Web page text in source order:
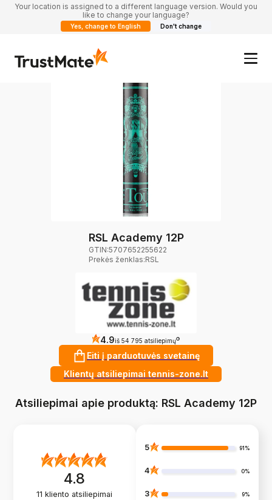
Your location is assigned to a different language version. Would you
like to change your language?
Yes, change to English Don't change
RSL Academy 12P
GTIN:5707652255622
Prekės ženklas:RSL
4.9iš 54 795 atsiliepimų ?
Eiti į parduotuvės svetainę
Klientų atsiliepimai tennis-zone.lt
Atsiliepimai apie produktą: RSL Academy 12P
4.8
11 kliento atsiliepimai
5 91%
4 0%
3 9%